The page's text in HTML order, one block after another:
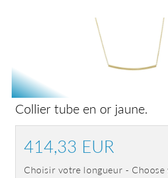
Collier tube en or jaune.
414,33 EUR
Choisir votre longueur - Choose